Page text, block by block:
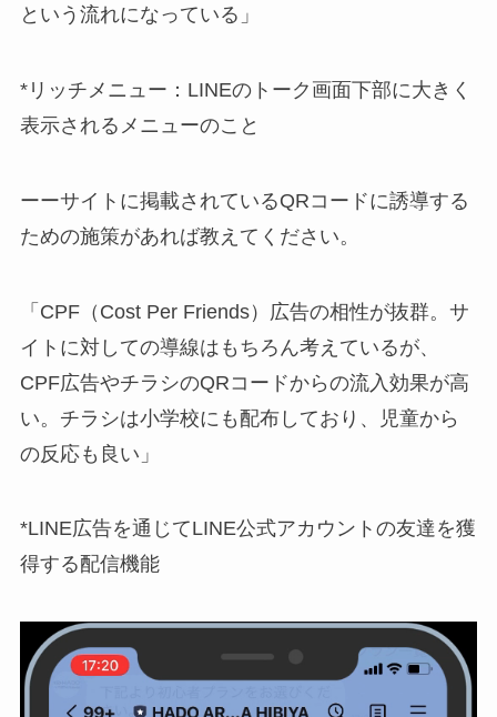
という流れになっている」
*リッチメニュー：LINEのトーク画面下部に大きく
表示されるメニューのこと
ーーサイトに掲載されているQRコードに誘導する
ための施策があれば教えてください。
「CPF（Cost Per Friends）広告の相性が抜群。サ
イトに対しての導線はもちろん考えているが、
CPF広告やチラシのQRコードからの流入効果が高
い。チラシは小学校にも配布しており、児童から
の反応も良い」
*LINE広告を通じてLINE公式アカウントの友達を獲
得する配信機能